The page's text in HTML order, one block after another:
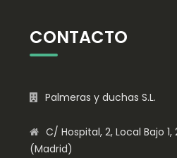
CONTACTO
Palmeras y duchas S.L.
C/ Hospital, 2, Local Bajo
(Madrid)